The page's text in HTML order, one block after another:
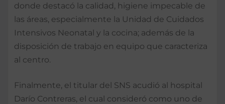
donde destacó la calidad, higiene impecable de
las áreas, especialmente la Unidad de Cuidados
Intensivos Neonatal y la cocina; además de la
disposición de trabajo en equipo que caracteriza
al centro.
Finalmente, el titular del SNS acudió al hospital
Darío Contreras, el cual consideró como uno de